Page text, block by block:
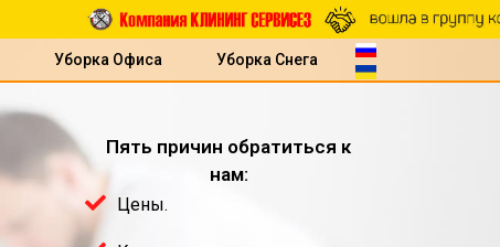
Уборка Офиса Уборка Снега
Пять причин обратиться к
нам:
Цены.